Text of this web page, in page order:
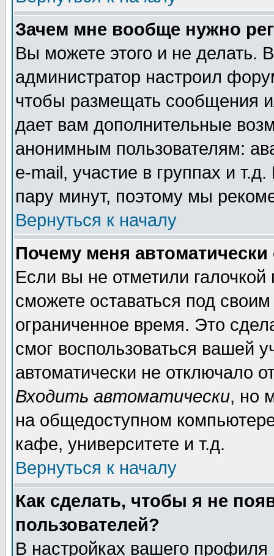
Зачем мне вообще нужно
Вы можете этого и не делать.
администратор настроил
чтобы размещать сообщения
дает вам дополнительные
анонимным пользователям:
e-mail, участие в группах и
пару минут, поэтому мы
Вернуться к началу
Почему меня автоматически
Если вы не отметили галочкой
сможете оставаться под
ограниченное время. Это
смог воспользоваться вашей
автоматически не отключало
Входить автоматически, но
на общедоступном
кафе, университете и т.д.
Вернуться к началу
Как сделать, чтобы я не
пользователей?
В настройках вашего